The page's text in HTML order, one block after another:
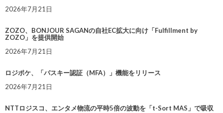
2026年7月21日
ZOZO、BONJOUR SAGANの自社EC拡大に向け「Fulfillment by
ZOZO」を提供開始
2026年7月21日
ロジポケ、「パスキー認証（MFA）」機能をリリース
2026年7月21日
NTTロジスコ、エンタメ物流の平時5倍の波動を「t-Sort MAS」で吸収